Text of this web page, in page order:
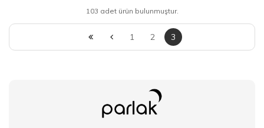
103 adet ürün bulunmuştur.
1 2 3